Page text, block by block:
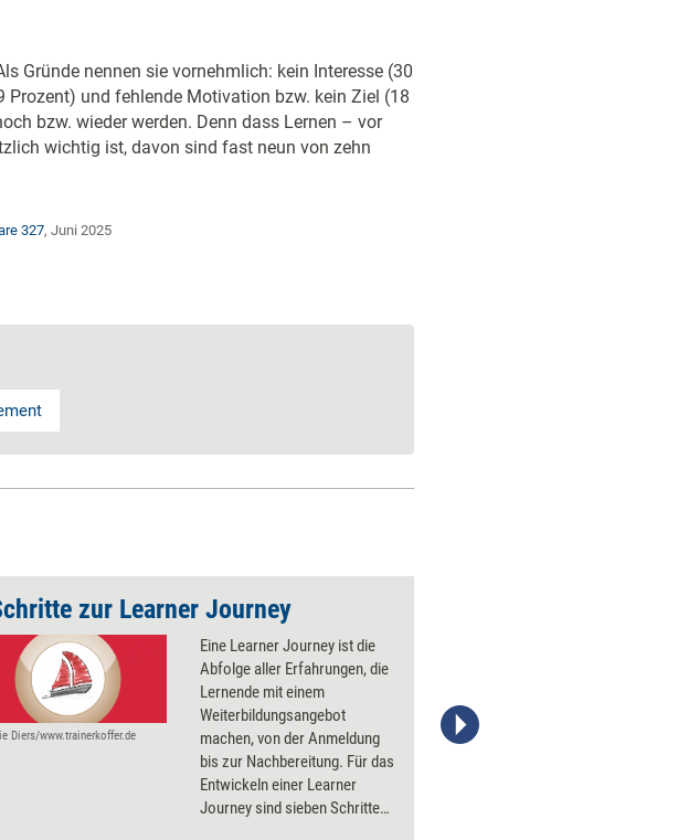
Gründe nennen sie vornehmlich: kein Interesse (30
und fehlende Motivation bzw. kein Ziel (18
bzw. wieder werden. Denn dass Lernen – vor
wichtig ist, davon sind fast neun von zehn
327, Juni 2025
zur Learner Journey
Diers/www.trainerkoffer.de
Eine Learner Journey ist die
Abfolge aller Erfahrungen, die
Lernende mit einem
Weiterbildungsangebot
machen, von der Anmeldung
bis zur Nachbereitung. Für das
Entwickeln einer Learner
Journey sind sieben Schritte
stefanie Diers; ©